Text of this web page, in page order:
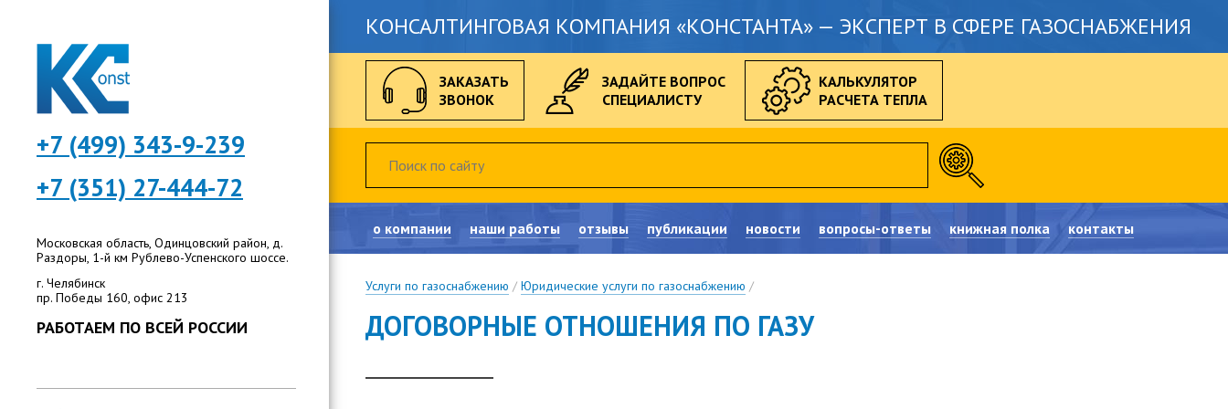
+7 (499) 343-9-239
+7 (351) 27-444-72
Московская область, Одинцовский район, д.
Раздоры, 1-й км Рублево-Успенского шоссе.
г. Челябинск
пр. Победы 160, офис 213
РАБОТАЕМ ПО ВСЕЙ РОССИИ
КОНСАЛТИНГОВАЯ КОМПАНИЯ «КОНСТАНТА» — ЭКСПЕРТ В СФЕРЕ ГАЗОСНАБЖЕНИЯ
ЗАКАЗАТЬ
ЗВОНОК
ЗАДАЙТЕ ВОПРОС
СПЕЦИАЛИСТУ
КАЛЬКУЛЯТОР
РАСЧЕТА ТЕПЛА
о компании наши работы отзывы публикации новости вопросы-ответы книжная полка контакты
Услуги по газоснабжению / Юридические услуги по газоснабжению /
ДОГОВОРНЫЕ ОТНОШЕНИЯ ПО ГАЗУ